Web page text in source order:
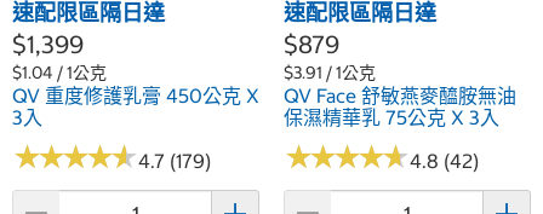
速配限區隔日達
$1,399
$1.04 / 1公克
QV 重度修護乳膏 450公克 X
3入
★★★★★
★★★★★4.7 (179)
速配限區隔日達
$879
$3.91 / 1公克
QV Face 舒敏燕麥醯胺無油
保濕精華乳 75公克 X 3入
★★★★★
★★★★★4.8 (42)